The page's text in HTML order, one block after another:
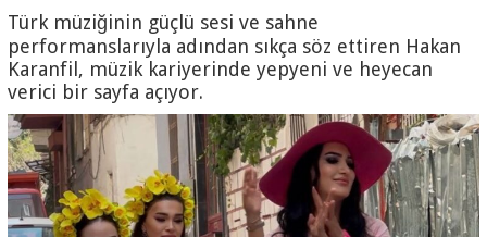
Türk müziğinin güçlü sesi ve sahne
performanslarıyla adından sıkça söz ettiren Hakan
Karanfil, müzik kariyerinde yepyeni ve heyecan
verici bir sayfa açıyor.